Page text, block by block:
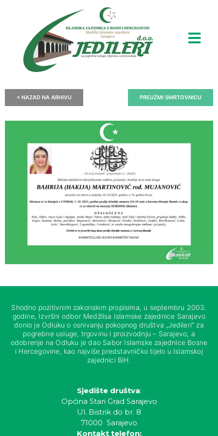
< NAZAD NA ARHIVU PREUZMI SMRTOVNICU
Shodno pozitivnim zakonskim propisima, u septembru 2003.
godine, Izvršni odbor Medžlisa Islamske zajednice Sarajevo
donio je Odluku o osnivanju pokopnog društva „Jedileri“ za
pogrebne usluge, trgovinu i proizvodnju – Sarajevo, a
odobrenje na Odluku je dao Sabor Islamske zajednice Bosne
i Hercegovine, kao najviše predstavničko tijelo u Islamskoj
zajednici BiH.
Sjedište društva:
Općina Stari Grad Sarajevo
Ul. Bistrik do br. 8
71000 Sarajevo
Kontakt telefon: